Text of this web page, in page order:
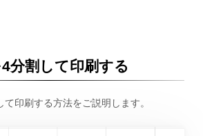
分割して印刷する
印刷する方法をご説明します。